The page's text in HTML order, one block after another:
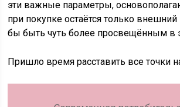
эти важные параметры,
при покупке остаётся только внешний
бы быть чуть более просвещённым в
Пришло время расставить все точки